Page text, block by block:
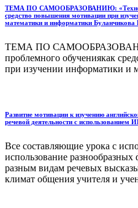
ТЕМА ПО САМООБРАЗОВАНИЮ:
средство повышения мотивации при
математики и информатики Буланчикова
ТЕМА ПО
проблемного обучениякак
при изучении информатики и
Развитие мотивации к изучению
речевой деятельности с использованием
Все составляющие урока с
использование
разным видам речевых
климат общения учителя и